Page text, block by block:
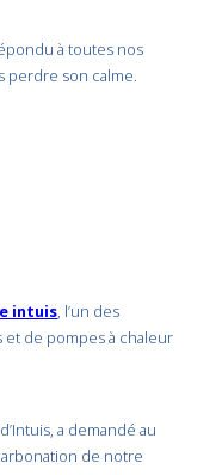
à toutes nos
perdre son calme.
intuis, l’un des
et de pompes à chaleur
a demandé au
de notre